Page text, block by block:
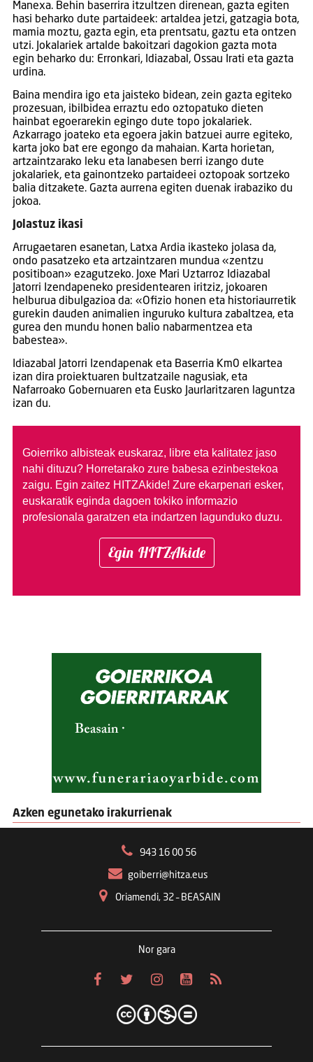
Manexa. Behin baserrira itzultzen direnean, gazta egiten
hasi beharko dute partaideek: artaldea jetzi, gatzagia bota,
mamia moztu, gazta egin, eta prentsatu, gaztu eta ontzen
utzi. Jokalariek artalde bakoitzari dagokion gazta mota
egin beharko du: Erronkari, Idiazabal, Ossau Irati eta gazta
urdina.
Baina mendira igo eta jaisteko bidean, zein gazta egiteko
prozesuan, ibilbidea erraztu edo oztopatuko dieten
hainbat egoerarekin egingo dute topo jokalariek.
Azkarrago joateko eta egoera jakin batzuei aurre egiteko,
karta joko bat ere egongo da mahaian. Karta horietan,
artzaintzarako leku eta lanabesen berri izango dute
jokalariek, eta gainontzeko partaideei oztopoak sortzeko
balia ditzakete. Gazta aurrena egiten duenak irabaziko du
jokoa.
Jolastuz ikasi
Arrugaetaren esanetan, Latxa Ardia ikasteko jolasa da,
ondo pasatzeko eta artzaintzaren mundua «zentzu
positiboan» ezagutzeko. Joxe Mari Uztarroz Idiazabal
Jatorri Izendapeneko presidentearen iritziz, jokoaren
helburua dibulgazioa da: «Ofizio honen eta historiaurretik
gurekin dauden animalien inguruko kultura zabaltzea, eta
gurea den mundu honen balio nabarmentzea eta
babestea».
Idiazabal Jatorri Izendapenak eta Baserria Km0 elkartea
izan dira proiektuaren bultzatzaile nagusiak, eta
Nafarroako Gobernuaren eta Eusko Jaurlaritzaren laguntza
izan du.
Goierriko albisteak euskaraz, libre eta kalitatez jaso
nahi dituzu? Horretarako zure babesa ezinbestekoa
zaigu. Egin zaitez HITZAkide! Zure ekarpenari esker,
euskaratik eginda dagoen tokiko informazio
profesionala garatzen eta indartzen lagunduko duzu.
Egin HITZAkide
Azken egunetako irakurrienak
943 16 00 56
goiberri@hitza.eus
Oriamendi, 32 – BEASAIN
Nor gara